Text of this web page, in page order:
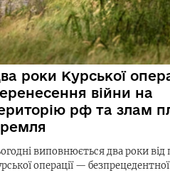
роки Курської
війни на
рф та злам
виповнюється два роки від
операції —